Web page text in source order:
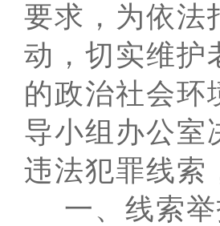
要求，为依法
动，切实维护
的政治社会环
导小组办公室
违法犯罪线索
一、线索举